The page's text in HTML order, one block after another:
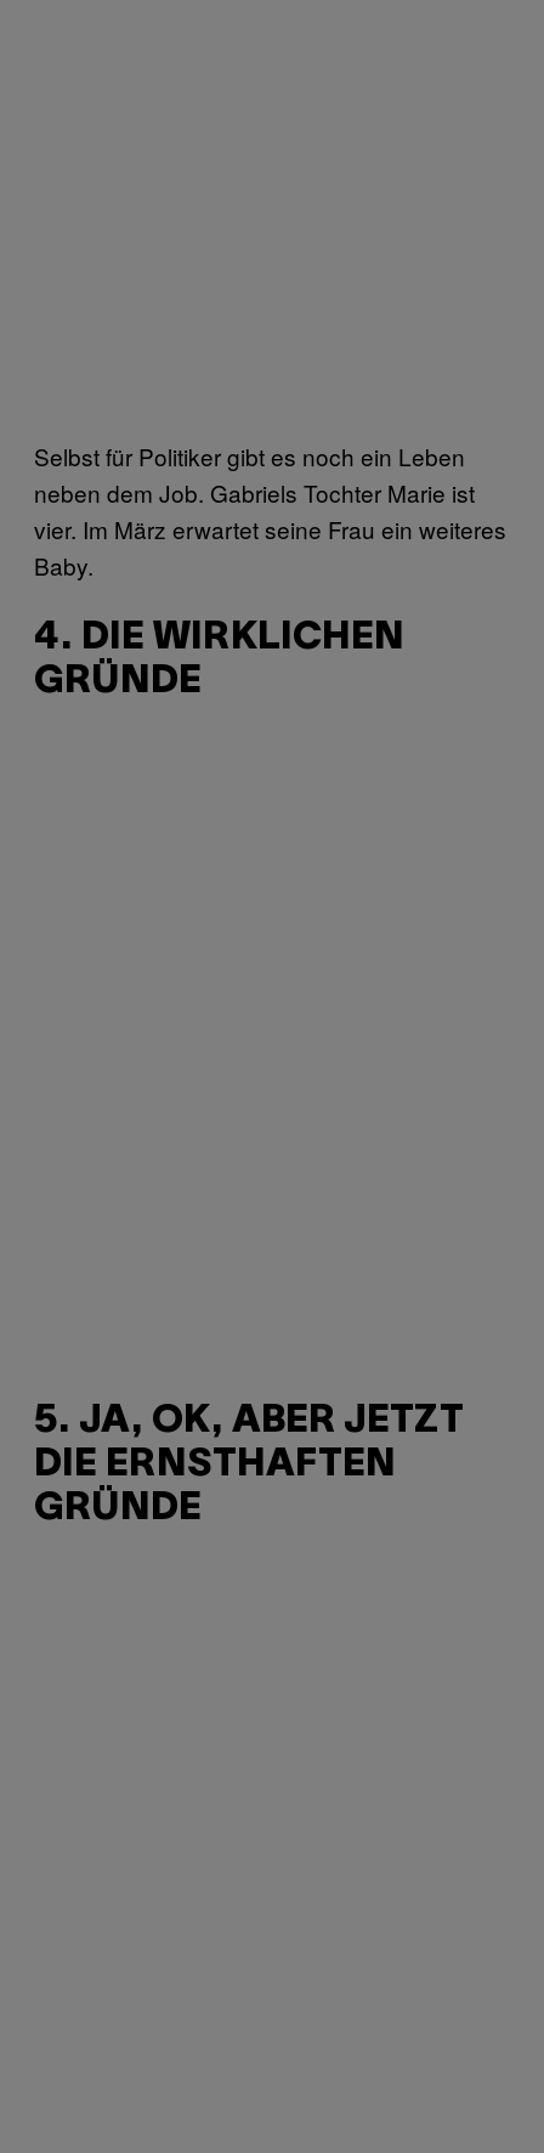
Selbst für Politiker gibt es noch ein Leben
neben dem Job. Gabriels Tochter Marie ist
vier. Im März erwartet seine Frau ein weiteres
Baby.
4. DIE WIRKLICHEN
GRÜNDE
5. JA, OK, ABER JETZT
DIE ERNSTHAFTEN
GRÜNDE